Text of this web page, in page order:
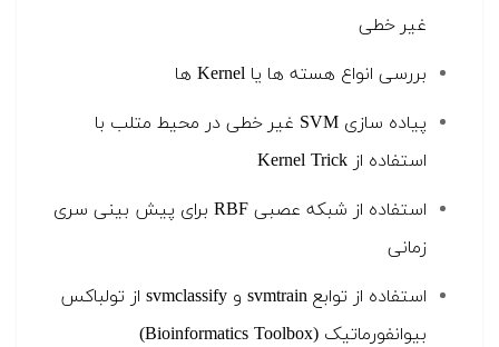
غیر خطی
بررسی انواع هسته ها یا Kernel ها
پیاده سازی SVM غیر خطی در محیط متلب با
استفاده از Kernel Trick
استفاده از شبکه عصبی RBF برای پیش بینی سری
زمانی
استفاده از توابع svmtrain و svmclassify از تولباکس
بیوانفورماتیک (Bioinformatics Toolbox)